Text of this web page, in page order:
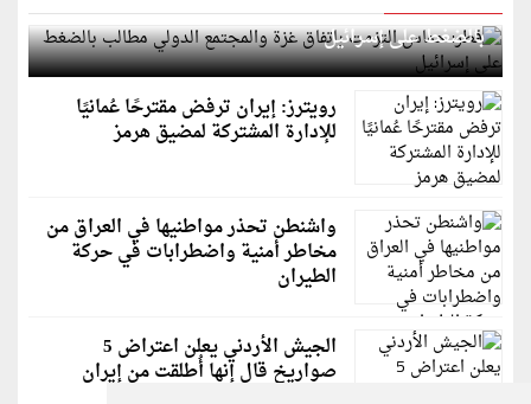
قطر: حماس التزمت باتفاق غزة والمجتمع الدولي مطالب
بالضغط على إسرائيل
رويترز: إيران ترفض مقترحًا عُمانيًا
للإدارة المشتركة لمضيق هرمز
واشنطن تحذر مواطنيها في العراق من
مخاطر أمنية واضطرابات في حركة
الطيران
الجيش الأردني يعلن اعتراض 5
صواريخ قال إنها أُطلقت من إيران